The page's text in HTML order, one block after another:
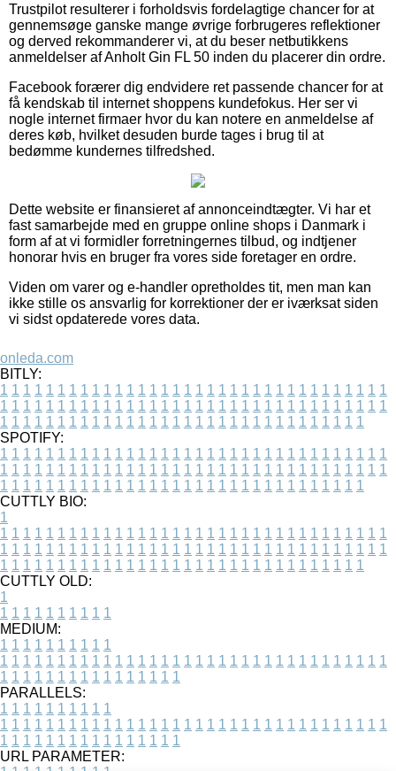
Trustpilot resulterer i forholdsvis fordelagtige chancer for at
gennemsøge ganske mange øvrige forbrugeres reflektioner
og derved rekommanderer vi, at du beser netbutikkens
anmeldelser af Anholt Gin FL 50 inden du placerer din ordre.
Facebook forærer dig endvidere ret passende chancer for at
få kendskab til internet shoppens kundefokus. Her ser vi
nogle internet firmaer hvor du kan notere en anmeldelse af
deres køb, hvilket desuden burde tages i brug til at
bedømme kundernes tilfredshed.
Dette website er finansieret af annonceindtægter. Vi har et
fast samarbejde med en gruppe online shops i Danmark i
form af at vi formidler forretningernes tilbud, og indtjener
honorar hvis en bruger fra vores side foretager en ordre.
Viden om varer og e-handler opretholdes tit, men man kan
ikke stille os ansvarlig for korrektioner der er iværksat siden
vi sidst opdaterede vores data.
onleda.com
BITLY:
1 1 1 1 1 1 1 1 1 1 1 1 1 1 1 1 1 1 1 1 1 1 1 1 1 1 1 1 1 1 1 1 1 1
1 1 1 1 1 1 1 1 1 1 1 1 1 1 1 1 1 1 1 1 1 1 1 1 1 1 1 1 1 1 1 1 1 1
1 1 1 1 1 1 1 1 1 1 1 1 1 1 1 1 1 1 1 1 1 1 1 1 1 1 1 1 1 1 1 1
SPOTIFY:
1 1 1 1 1 1 1 1 1 1 1 1 1 1 1 1 1 1 1 1 1 1 1 1 1 1 1 1 1 1 1 1 1 1
1 1 1 1 1 1 1 1 1 1 1 1 1 1 1 1 1 1 1 1 1 1 1 1 1 1 1 1 1 1 1 1 1 1
1 1 1 1 1 1 1 1 1 1 1 1 1 1 1 1 1 1 1 1 1 1 1 1 1 1 1 1 1 1 1 1
CUTTLY BIO:
1
1 1 1 1 1 1 1 1 1 1 1 1 1 1 1 1 1 1 1 1 1 1 1 1 1 1 1 1 1 1 1 1 1 1
1 1 1 1 1 1 1 1 1 1 1 1 1 1 1 1 1 1 1 1 1 1 1 1 1 1 1 1 1 1 1 1 1 1
1 1 1 1 1 1 1 1 1 1 1 1 1 1 1 1 1 1 1 1 1 1 1 1 1 1 1 1 1 1 1 1
CUTTLY OLD:
1
1 1 1 1 1 1 1 1 1 1
MEDIUM:
1 1 1 1 1 1 1 1 1 1
1 1 1 1 1 1 1 1 1 1 1 1 1 1 1 1 1 1 1 1 1 1 1 1 1 1 1 1 1 1 1 1 1 1
1 1 1 1 1 1 1 1 1 1 1 1 1 1 1 1
PARALLELS:
1 1 1 1 1 1 1 1 1 1
1 1 1 1 1 1 1 1 1 1 1 1 1 1 1 1 1 1 1 1 1 1 1 1 1 1 1 1 1 1 1 1 1 1
1 1 1 1 1 1 1 1 1 1 1 1 1 1 1 1
URL PARAMETER: